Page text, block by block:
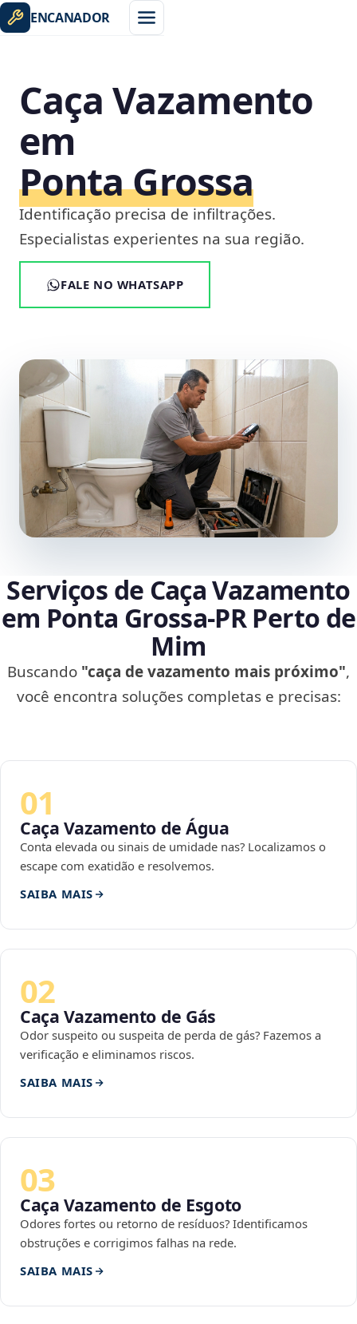
ENCANADOR
Caça Vazamento
em
Ponta Grossa
Identificação precisa de infiltrações.
Especialistas experientes na sua região.
FALE NO WHATSAPP
Serviços de Caça Vazamento
em Ponta Grossa‑PR Perto de
Mim
Buscando "caça de vazamento mais próximo",
você encontra soluções completas e precisas:
01
Caça Vazamento de Água
Conta elevada ou sinais de umidade nas? Localizamos o
escape com exatidão e resolvemos.
SAIBA MAIS
02
Caça Vazamento de Gás
Odor suspeito ou suspeita de perda de gás? Fazemos a
verificação e eliminamos riscos.
SAIBA MAIS
03
Caça Vazamento de Esgoto
Odores fortes ou retorno de resíduos? Identificamos
obstruções e corrigimos falhas na rede.
SAIBA MAIS